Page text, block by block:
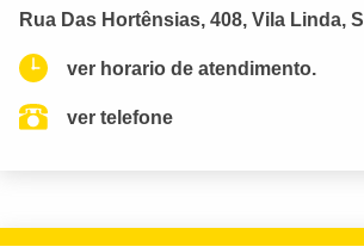
Rua Das Hortênsias, 408, Vila Linda,
ver horario de atendimento.
ver telefone